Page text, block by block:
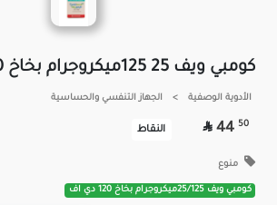
كومبي ويف 25 125ميكروجرام بخاخ 120 دي اف
الأدوية الوصفية > الجهاز التنفسي والحساسية
50
44
 النقاط
منوع
كومبي ويف 25/125ميكروجرام بخاخ 120 دي اف